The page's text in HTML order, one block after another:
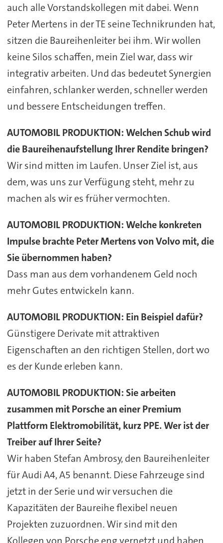
auch alle Vorstandskollegen mit dabei. Wenn
Peter Mertens in der TE seine Technikrunden hat,
sitzen die Baureihenleiter bei ihm. Wir wollen
keine Silos schaffen, mein Ziel war, dass wir
integrativ arbeiten. Und das bedeutet Synergien
einfahren, schlanker werden, schneller werden
und bessere Entscheidungen treffen.
AUTOMOBIL PRODUKTION: Welchen Schub wird
die Baureihenaufstellung Ihrer Rendite bringen?
Wir sind mitten im Laufen. Unser Ziel ist, aus
dem, was uns zur Verfügung steht, mehr zu
machen als wir es früher vermochten.
AUTOMOBIL PRODUKTION: Welche konkreten
Impulse brachte Peter Mertens von Volvo mit, die
Sie übernommen haben?
Dass man aus dem vorhandenem Geld noch
mehr Gutes entwickeln kann.
AUTOMOBIL PRODUKTION: Ein Beispiel dafür?
Günstigere Derivate mit attraktiven
Eigenschaften an den richtigen Stellen, dort wo
es der Kunde erleben kann.
AUTOMOBIL PRODUKTION: Sie arbeiten
zusammen mit Porsche an einer Premium
Plattform Elektromobilität, kurz PPE. Wer ist der
Treiber auf Ihrer Seite?
Wir haben Stefan Ambrosy, den Baureihenleiter
für Audi A4, A5 benannt. Diese Fahrzeuge sind
jetzt in der Serie und wir versuchen die
Kapazitäten der Baureihe flexibel neuen
Projekten zuzuordnen. Wir sind mit den
Kollegen von Porsche eng vernetzt und haben